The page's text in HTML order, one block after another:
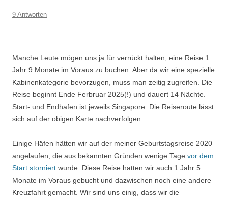
9 Antworten
Manche Leute mögen uns ja für verrückt halten, eine Reise 1
Jahr 9 Monate im Voraus zu buchen. Aber da wir eine spezielle
Kabinenkategorie bevorzugen, muss man zeitig zugreifen. Die
Reise beginnt Ende Ferbruar 2025(!) und dauert 14 Nächte.
Start- und Endhafen ist jeweils Singapore. Die Reiseroute lässt
sich auf der obigen Karte nachverfolgen.
Einige Häfen hätten wir auf der meiner Geburtstagsreise 2020
angelaufen, die aus bekannten Gründen wenige Tage vor dem
Start storniert wurde. Diese Reise hatten wir auch 1 Jahr 5
Monate im Voraus gebucht und dazwischen noch eine andere
Kreuzfahrt gemacht. Wir sind uns einig, dass wir die